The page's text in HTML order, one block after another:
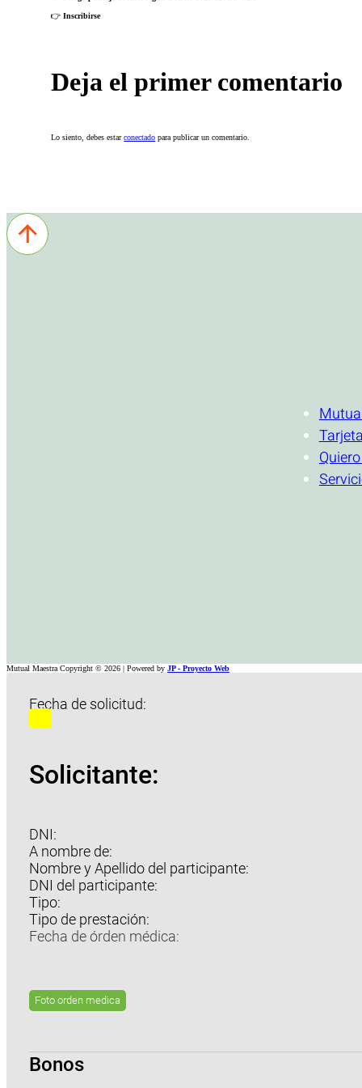
👉Inscribirse
Deja el primer comentario
Lo siento, debes estarconectado para publicar un comentario.
Mutual Maestra Copyright © 2026 | Powered by JP - Proyecto Web
Fecha de solicitud:
Solicitante:
DNI:
A nombre de:
Nombre y Apellido del participante:
DNI del participante:
Tipo:
Tipo de prestación:
Fecha de órden médica:
Foto orden medica
Bonos